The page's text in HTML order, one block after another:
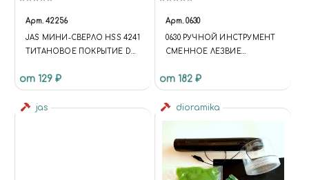
Арт. 42256
JAS МИНИ-СВЕРЛО HSS 4241
ТИТАНОВОЕ ПОКРЫТИЕ D
от 129 ₽
Арт. 0630
0630 РУЧНОЙ ИНСТРУМЕНТ
СМЕННОЕ ЛЕЗВИЕ
ШТ
от 182 ₽
jas dioramika